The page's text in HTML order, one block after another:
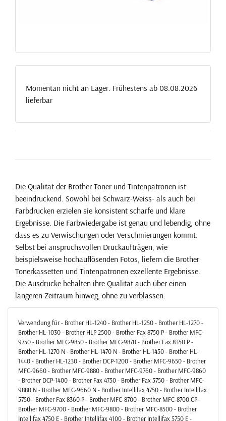
Momentan nicht an Lager. Frühestens ab 08.08.2026
lieferbar
Die Qualität der Brother Toner und Tintenpatronen ist
beeindruckend. Sowohl bei Schwarz-Weiss- als auch bei
Farbdrucken erzielen sie konsistent scharfe und klare
Ergebnisse. Die Farbwiedergabe ist genau und lebendig, ohne
dass es zu Verwischungen oder Verschmierungen kommt.
Selbst bei anspruchsvollen Druckaufträgen, wie
beispielsweise hochauflösenden Fotos, liefern die Brother
Tonerkassetten und Tintenpatronen exzellente Ergebnisse.
Die Ausdrucke behalten ihre Qualität auch über einen
längeren Zeitraum hinweg, ohne zu verblassen.
Verwendung für - Brother HL-1240 - Brother HL-1250 - Brother HL-1270 -
Brother HL-1030 - Brother HLP 2500 - Brother Fax 8750 P - Brother MFC-
9750 - Brother MFC-9850 - Brother MFC-9870 - Brother Fax 8350 P -
Brother HL-1270 N - Brother HL-1470 N - Brother HL-1450 - Brother HL-
1440 - Brother HL-1230 - Brother DCP-1200 - Brother MFC-9650 - Brother
MFC-9660 - Brother MFC-9880 - Brother MFC-9760 - Brother MFC-9860
- Brother DCP-1400 - Brother Fax 4750 - Brother Fax 5750 - Brother MFC-
9880 N - Brother MFC-9660 N - Brother Intellifax 4750 - Brother Intellifax
5750 - Brother Fax 8360 P - Brother MFC-8700 - Brother MFC-8700 CP -
Brother MFC-9700 - Brother MFC-9800 - Brother MFC-8500 - Brother
Intellifax 4750 E - Brother Intellifax 4100 - Brother Intellifax 5750 E -